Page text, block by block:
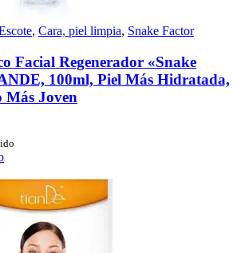
, Cara, piel limpia, Snake Factor
Facial Regenerador «Snake
100ml, Piel Más Hidratada,
Más Joven